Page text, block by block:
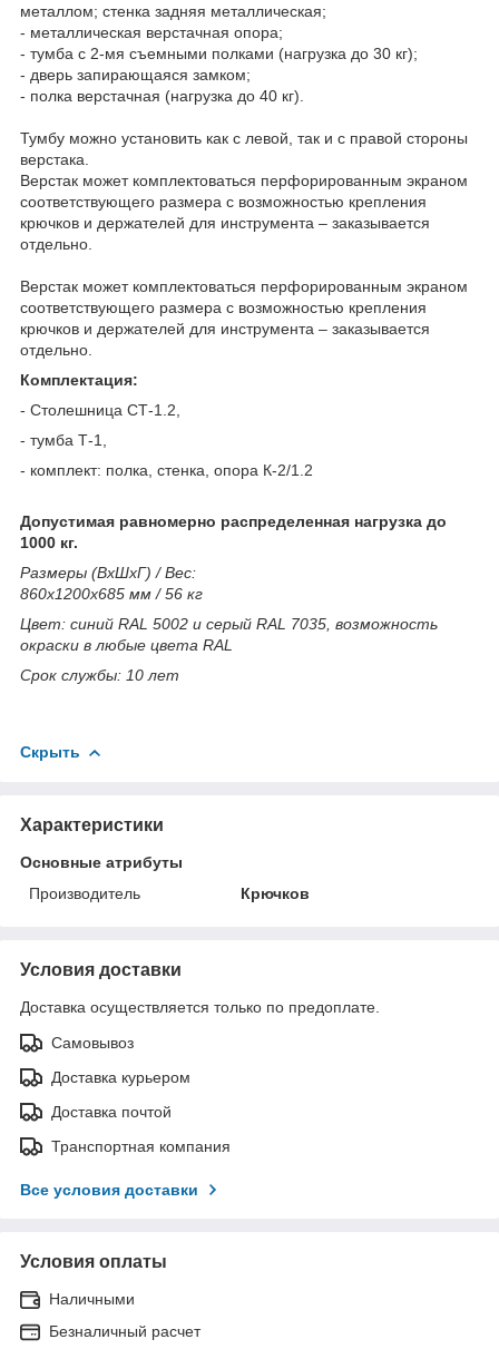
металлом; стенка задняя металлическая;
- металлическая верстачная опора;
- тумба с 2-мя съемными полками (нагрузка до 30 кг);
- дверь запирающаяся замком;
- полка верстачная (нагрузка до 40 кг).
Тумбу можно установить как с левой, так и с правой стороны
верстака.
Верстак может комплектоваться перфорированным экраном
соответствующего размера с возможностью крепления
крючков и держателей для инструмента – заказывается
отдельно.
Верстак может комплектоваться перфорированным экраном
соответствующего размера с возможностью крепления
крючков и держателей для инструмента – заказывается
отдельно.
Комплектация:
- Столешница СТ-1.2,
- тумба Т-1,
- комплект: полка, стенка, опора К-2/1.2
Допустимая равномерно распределенная нагрузка до
1000 кг.
Размеры (ВхШхГ) / Вес:
860x1200x685 мм / 56 кг
Цвет: синий RAL 5002 и серый RAL 7035, возможность
окраски в любые цвета RAL
Cрок службы: 10 лет
Скрыть
Характеристики
Основные атрибуты
Производитель
Крючков
Условия доставки
Доставка осуществляется только по предоплате.
Самовывоз
Доставка курьером
Доставка почтой
Транспортная компания
Все условия доставки
Условия оплаты
Наличными
Безналичный расчет